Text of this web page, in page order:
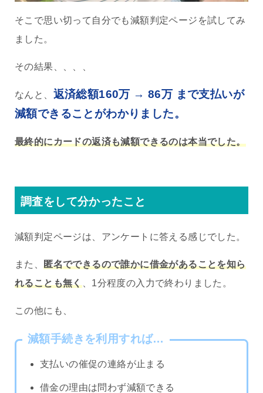
そこで思い切って自分でも減額判定ページを試してみ
ました。
その結果、、、、
なんと、 返済総額160万 → 86万 まで支払いが
減額できることがわかりました。
最終的にカードの返済も減額できるのは本当でした。
調査をして分かったこと
減額判定ページは、アンケートに答える感じでした。
また、匿名でできるので誰かに借金があることを知ら
れることも無く、1分程度の入力で終わりました。
この他にも、
減額手続きを利用すれば…
支払いの催促の連絡が止まる
借金の理由は問わず減額できる